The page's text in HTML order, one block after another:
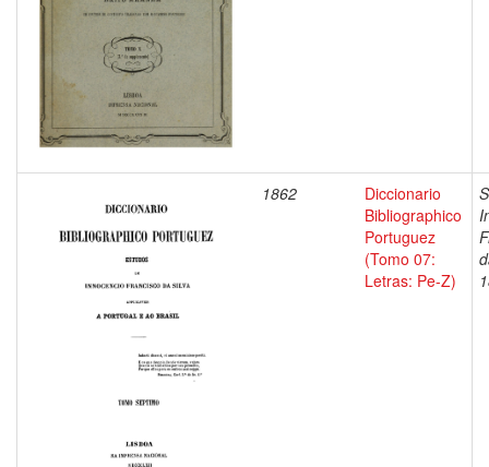
1862
Diccionario
Bibliographico
Portuguez
(Tomo 07:
Letras: Pe-Z)